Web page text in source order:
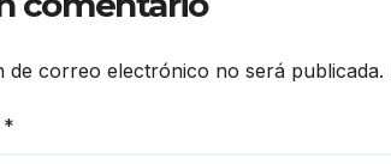
de correo electrónico no será publicada.
*